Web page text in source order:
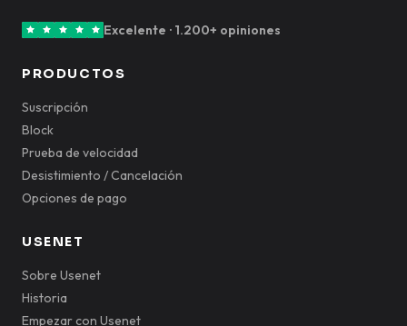
Excelente · 1.200+ opiniones
PRODUCTOS
Suscripción
Block
Prueba de velocidad
Desistimiento / Cancelación
Opciones de pago
USENET
Sobre Usenet
Historia
Empezar con Usenet